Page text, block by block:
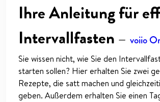
Ihre Anleitung für
Intervallfasten — voiio
Sie wissen nicht, wie Sie den
starten sollen? Hier erhalten Sie zwei
Rezepte, die satt machen und
geben. Außerdem erhalten Sie einen